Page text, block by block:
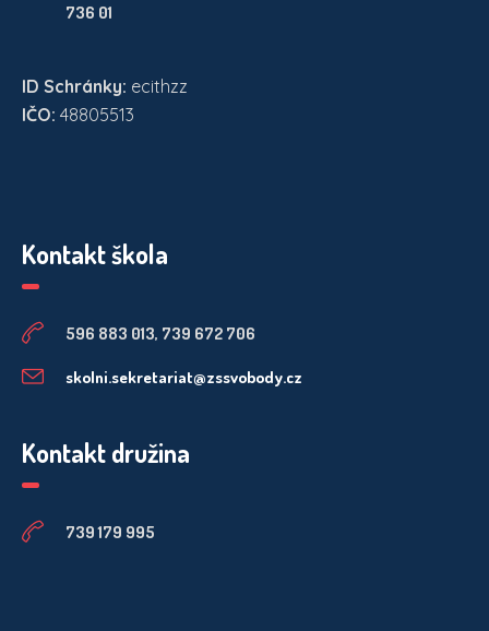
736 01
ID Schránky: ecithzz
IČO: 48805513
Kontakt škola
596 883 013, 739 672 706
skolni.sekretariat@zssvobody.cz
Kontakt družina
739 179 995